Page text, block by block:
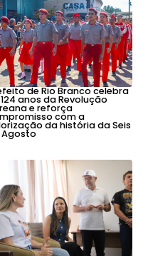
de Rio Branco celebra
anos da Revolução
e reforça
com a
da história da Seis
Agosto